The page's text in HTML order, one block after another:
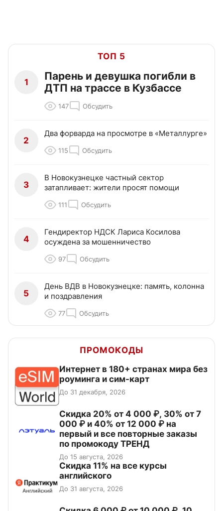
ТОП 5
1
Парень и девушка погибли в
ДТП на трассе в Кузбассе
147 Обсудить
2
Два форварда на просмотре в «Металлурге»
115 Обсудить
3
В Новокузнецке частный сектор
затапливает: жители просят помощи
111 Обсудить
4
Гендиректор НДСК Лариса Косилова
осуждена за мошенничество
97 Обсудить
5
День ВДВ в Новокузнецке: память, колонна
и поздравления
77 Обсудить
ПРОМОКОДЫ
Интернет в 180+ странах мира без
роуминга и сим-карт
До 31 декабря, 2026
Скидка 20% от 4 000 ₽, 30% от 7
000 ₽ и 40% от 12 000 ₽ на
первый и все повторные заказы
по промокоду ТРЕНД
До 15 августа, 2026
Скидка 11% на все курсы
английского
До 31 августа, 2026